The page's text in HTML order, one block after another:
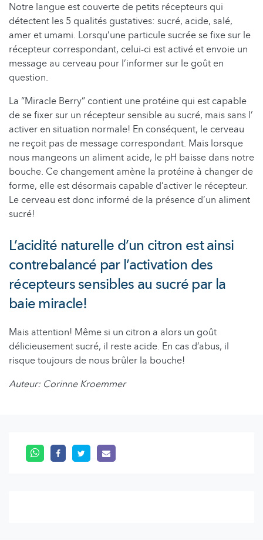
Notre langue est couverte de petits récepteurs qui
détectent les 5 qualités gustatives: sucré, acide, salé,
amer et umami. Lorsqu’une particule sucrée se fixe sur le
récepteur correspondant, celui-ci est activé et envoie un
message au cerveau pour l’informer sur le goût en
question.
La “Miracle Berry” contient une protéine qui est capable
de se fixer sur un récepteur sensible au sucré, mais sans l’
activer en situation normale! En conséquent, le cerveau
ne reçoit pas de message correspondant. Mais lorsque
nous mangeons un aliment acide, le pH baisse dans notre
bouche. Ce changement amène la protéine à changer de
forme, elle est désormais capable d’activer le récepteur.
Le cerveau est donc informé de la présence d’un aliment
sucré!
L’acidité naturelle d’un citron est ainsi
contrebalancé par l’activation des
récepteurs sensibles au sucré par la
baie miracle!
Mais attention! Même si un citron a alors un goût
délicieusement sucré, il reste acide. En cas d’abus, il
risque toujours de nous brûler la bouche!
Auteur: Corinne Kroemmer